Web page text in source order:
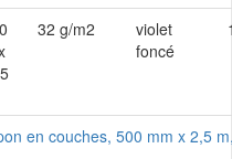
32 g/m2
violet
foncé
en couches, 500 mm x 2,5